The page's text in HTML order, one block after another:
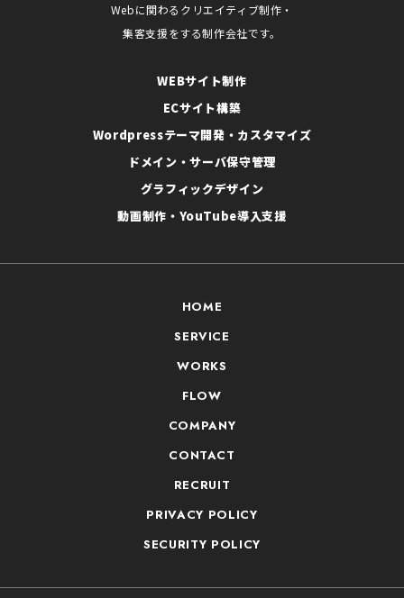
Webに関わるクリエイティブ制作・
集客支援をする制作会社です。
WEBサイト制作
ECサイト構築
Wordpressテーマ開発・カスタマイズ
ドメイン・サーバ保守管理
グラフィックデザイン
動画制作・YouTube導入支援
HOME
SERVICE
WORKS
FLOW
COMPANY
CONTACT
RECRUIT
PRIVACY POLICY
SECURITY POLICY